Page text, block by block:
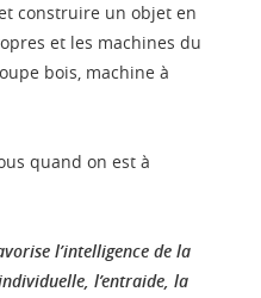
construire un objet en
et les machines du
bois, machine à
quand on est à
l’intelligence de la
l’entraide, la